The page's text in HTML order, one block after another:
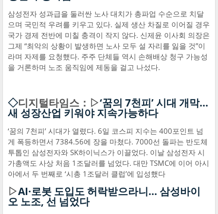
삼성전자 성과급을 둘러싼 노사 대치가 총파업 수순으로 치달
으며 국민적 우려를 키우고 있다. 실제 생산 차질로 이어질 경우
국가 경제 전반에 미칠 충격이 작지 않다. 신제윤 이사회 의장은
그제 “최악의 상황이 발생하면 노사 모두 설 자리를 잃을 것”이
라며 자제를 요청했다. 주주 단체들 역시 손해배상 청구 가능성
을 거론하며 노조 움직임에 제동을 걸고 나섰다.
◇디지털타임스：▷‘꿈의 7천피’ 시대 개막…
새 성장산업 키워야 지속가능하다
‘꿈의 7천피’ 시대가 열렸다. 6일 코스피 지수는 400포인트 넘
게 폭등하면서 7384.56에 장을 마쳤다. 7000선 돌파는 반도체
투톱인 삼성전자와 SK하이닉스가 이끌었다. 이날 삼성전자 시
가총액도 사상 처음 1조달러를 넘었다. 대만 TSMC에 이어 아시
아에서 두 번째로 ‘시총 1조달러 클럽’에 입성했다
▷AI·로봇 도입도 허락받으라니… 삼성바이
오 노조, 선 넘었다